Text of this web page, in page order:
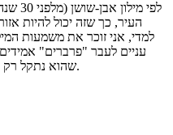
לפי
העיר, כך שזה יכול להיות
למדי, אני זוכר את משמעות
עניים לעבר "פרברים"
שהוא נתקל רק במשמעות המאוחרת של המושג.